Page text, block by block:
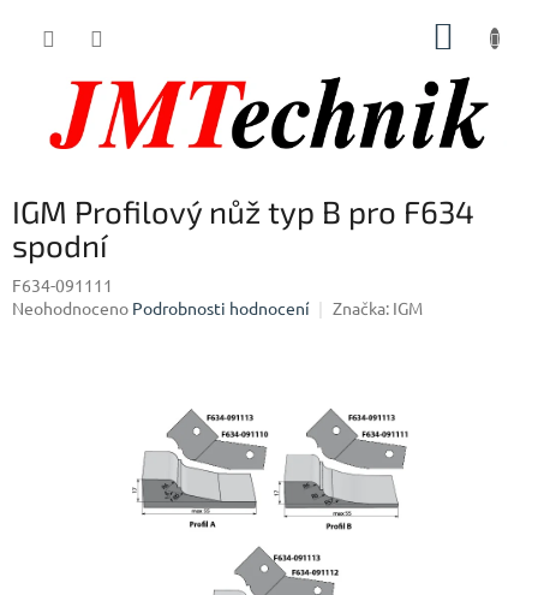
IGM Profilový nůž typ B pro F634
spodní
F634-091111
Průměrné
Neohodnoceno Podrobnosti hodnocení Značka: IGM